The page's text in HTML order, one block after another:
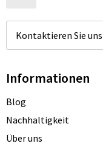
Kontaktieren Sie uns
Informationen
Blog
Nachhaltigkeit
Über uns